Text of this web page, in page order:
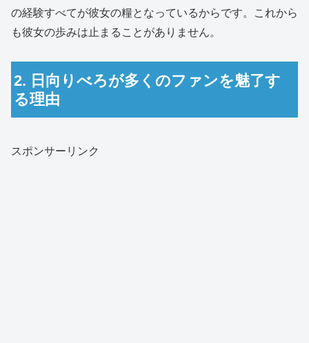
の経験すべてが彼女の糧となっているからです。これから
も彼女の歩みは止まることがありません。
2. 日向りべろが多くのファンを魅了す
る理由
スポンサーリンク